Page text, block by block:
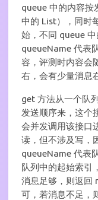
queue 中的内容按
中的 List），同时
始，不同 queue 中
queueName 代表
容，评测时内容会
右，会有少量消息
get 方法从一个队
发送顺序来，这个
会并发调用该接口
读，但不涉及写，
queueName 代表
队列中的起始索引
消息足够，则返回
可，若消息不足，